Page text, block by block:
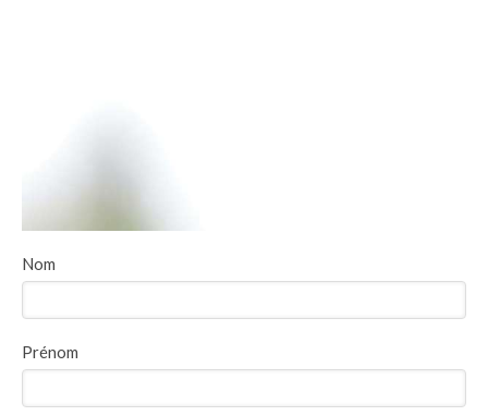
Nom
Prénom